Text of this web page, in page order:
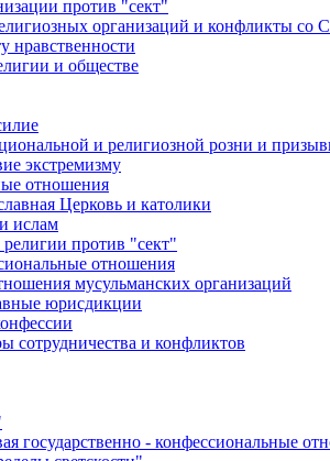
против "сект"
организаций и конфликты со
нравственности
и обществе
и религиозной розни и
экстремизму
отношения
Церковь и католики
ислам
против "сект"
отношения
мусульманских организаций
юрисдикции
сотрудничества и конфликтов
государственно - конфессиональные